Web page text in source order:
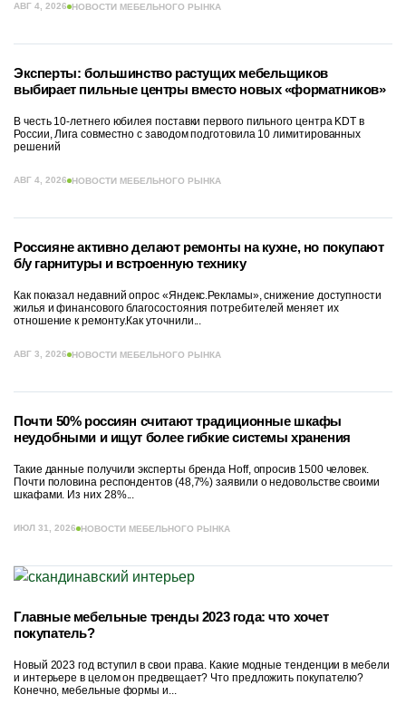
АВГ 4, 2026 НОВОСТИ МЕБЕЛЬНОГО РЫНКА
Эксперты: большинство растущих мебельщиков
выбирает пильные центры вместо новых «форматников»
В честь 10-летнего юбилея поставки первого пильного центра KDT в
России, Лига совместно с заводом подготовила 10 лимитированных
решений
АВГ 4, 2026 НОВОСТИ МЕБЕЛЬНОГО РЫНКА
Россияне активно делают ремонты на кухне, но покупают
б/у гарнитуры и встроенную технику
Как показал недавний опрос «Яндекс.Рекламы», снижение доступности
жилья и финансового благосостояния потребителей меняет их
отношение к ремонту.Как уточнили...
АВГ 3, 2026 НОВОСТИ МЕБЕЛЬНОГО РЫНКА
Почти 50% россиян считают традиционные шкафы
неудобными и ищут более гибкие системы хранения
Такие данные получили эксперты бренда Hoff, опросив 1500 человек.
Почти половина респондентов (48,7%) заявили о недовольстве своими
шкафами. Из них 28%...
ИЮЛ 31, 2026 НОВОСТИ МЕБЕЛЬНОГО РЫНКА
Главные мебельные тренды 2023 года: что хочет
покупатель?
Новый 2023 год вступил в свои права. Какие модные тенденции в мебели
и интерьере в целом он предвещает? Что предложить покупателю?
Конечно, мебельные формы и...